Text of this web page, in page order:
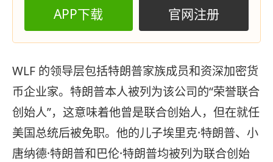
APP下载 官网注册
WLF 的领导层包括特朗普家族成员和资深加密货
币企业家。特朗普本人被列为该公司的“荣誉联合
创始人”，这意味着他曾是联合创始人，但在就任
美国总统后被免职。他的儿子埃里克·特朗普、小
唐纳德·特朗普和巴伦·特朗普均被列为联合创始